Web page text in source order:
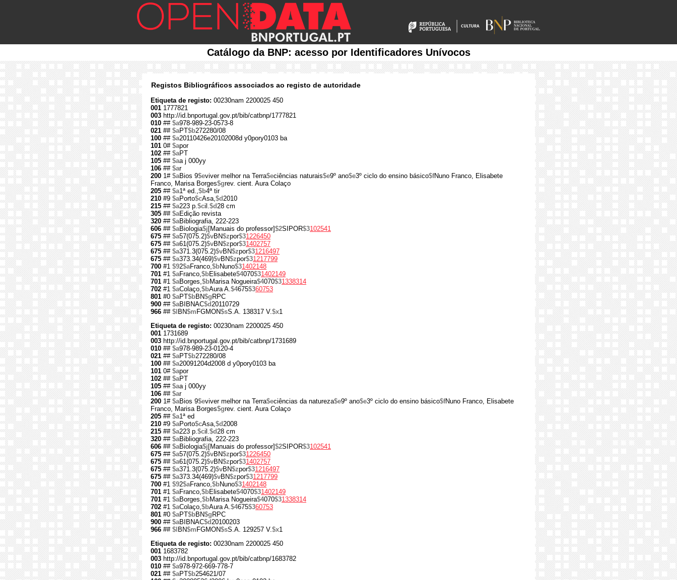
Catálogo da BNP: acesso por Identificadores Unívocos
Registos Bibliográficos associados ao registo de autoridade
Etiqueta de registo: 00230nam 2200025 450
001 1777821
003 http://id.bnportugal.gov.pt/bib/catbnp/1777821
010 ## $a978-989-23-0573-8
021 ## $aPT$b272280/08
100 ## $a20110426e20102008d y0pory0103 ba
101 0# $apor
102 ## $aPT
105 ## $aa j 000yy
106 ## $ar
200 1# $aBios 9$eviver melhor na Terra$eciências naturais$e9º ano$e3º ciclo do ensino básico$fNuno Franco, Elisabete
Franco, Marisa Borges$grev. cient. Aura Colaço
205 ## $a1ª ed.,$b4ª tir
210 #9 $aPorto$cAsa,$d2010
215 ## $a223 p.$cil.$d28 cm
305 ## $aEdição revista
320 ## $aBibliografia, 222-223
606 ## $aBiologia$j [Manuais do professor]$2SIPOR$3102541
675 ## $a57(075.2)$vBN$zpor$31226450
675 ## $a61(075.2)$vBN$zpor$31402757
675 ## $a371.3(075.2)$vBN$zpor$31216497
675 ## $a373.34(469)$vBN$zpor$31217799
700 #1 $92$aFranco,$bNuno$31402148
701 #1 $aFranco,$bElisabete$4070$31402149
701 #1 $aBorges,$bMarisa Nogueira$4070$31338314
702 #1 $aColaço,$bAura A.$4675$360753
801 #0 $aPT$bBN$g RPC
900 ## $aBIBNAC$d20110729
966 ## $l BN$m FGMON$sS.A. 138317 V.$x1
Etiqueta de registo: 00230nam 2200025 450
001 1731689
003 http://id.bnportugal.gov.pt/bib/catbnp/1731689
010 ## $a978-989-23-0120-4
021 ## $aPT$b272280/08
100 ## $a20091204d2008 d y0pory0103 ba
101 0# $apor
102 ## $aPT
105 ## $aa j 000yy
106 ## $ar
200 1# $aBios 9$eviver melhor na Terra$eciências da natureza$e9º ano$e3º ciclo do ensino básico$fNuno Franco, Elisabete
Franco, Marisa Borges$grev. cient. Aura Colaço
205 ## $a1ª ed
210 #9 $aPorto$cAsa,$d2008
215 ## $a223 p.$cil.$d28 cm
320 ## $aBibliografia, 222-223
606 ## $aBiologia$j [Manuais do professor]$2SIPOR$3102541
675 ## $a57(075.2)$vBN$zpor$31226450
675 ## $a61(075.2)$vBN$zpor$31402757
675 ## $a371.3(075.2)$vBN$zpor$31216497
675 ## $a373.34(469)$vBN$zpor$31217799
700 #1 $92$aFranco,$bNuno$31402148
701 #1 $aFranco,$bElisabete$4070$31402149
701 #1 $aBorges,$bMarisa Nogueira$4070$31338314
702 #1 $aColaço,$bAura A.$4675$360753
801 #0 $aPT$bBN$g RPC
900 ## $aBIBNAC$d20100203
966 ## $l BN$m FGMON$sS.A. 129257 V.$x1
Etiqueta de registo: 00230nam 2200025 450
001 1683782
003 http://id.bnportugal.gov.pt/bib/catbnp/1683782
010 ## $a978-972-669-778-7
021 ## $aPT$b254621/07